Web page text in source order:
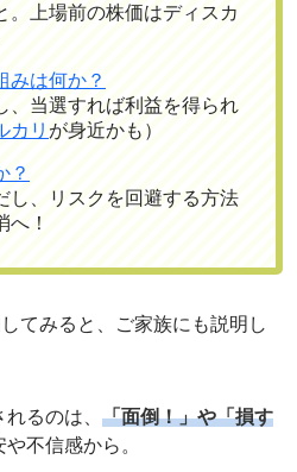
。上場前の株価はディスカ
みは何か？
、当選すれば利益を得られ
カリ が身近かも）
？
し、リスクを回避する方法
へ！
てみると、ご家族にも説明し
るのは、 「面倒！」や「損す
不信感から。